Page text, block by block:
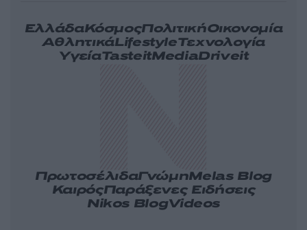
ΕλλάδαΚόσμοςΠολιτικήΟικονομία
ΑθλητικάLifestyleΤεχνολογία
ΥγείαTasteitMediaDriveit
ΠρωτοσέλιδαΓνώμηMelas Blog
ΚαιρόςΠαράξενες Ειδήσεις
Nikos BlogVideos